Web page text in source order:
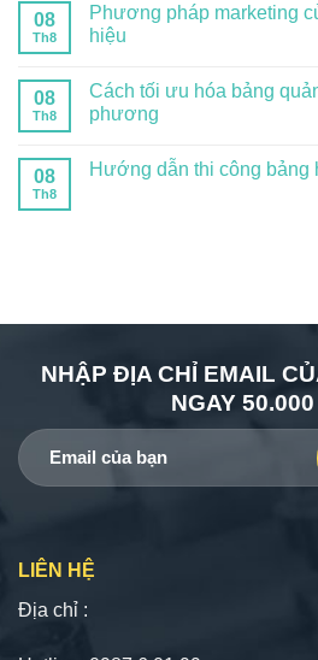
08
Th8
Phương pháp marketing
hiệu
08
Th8
Cách tối ưu hóa bảng
phương
08
Th8
Hướng dẫn thi công bảng
NHẬP ĐỊA CHỈ EMAIL
NGAY
LIÊN HỆ
Địa chỉ :